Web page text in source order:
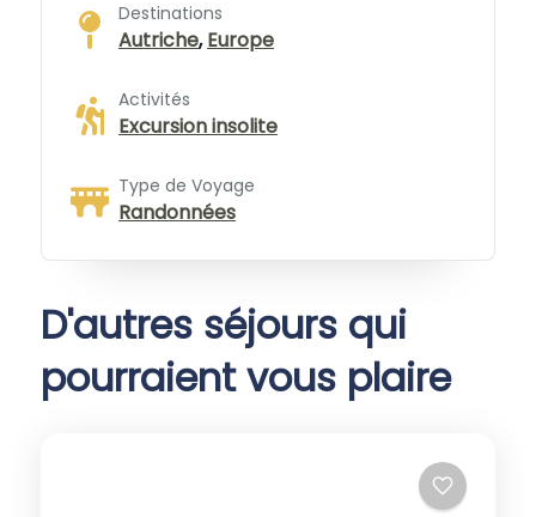
Destinations
Autriche,Europe
Activités
Excursion insolite
Type de Voyage
Randonnées
D'autres séjours qui
pourraient vous plaire